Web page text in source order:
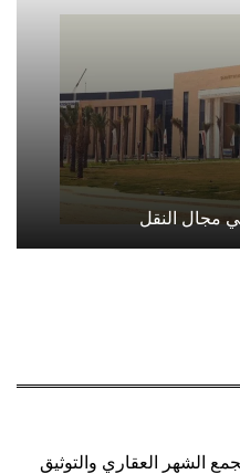
مجال النقل
الشهر العقاري والتوثيق